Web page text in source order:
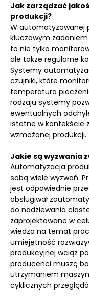
Jak zarządzać
produkcji?
W automatyzowanej
kluczowym
to nie tylko
ale także regularne
Systemy
czujniki, które
temperatura
rodzaju systemy
ewentualnych
istotne w kontekście
wzmożonej produkcji.
Jakie są wyzwania
Automatyzacja
sobą wiele wyzwań.
jest odpowiednie
obsługiwał
do nadziewania
zaprojektowane w
wiedza na temat
umiejętność
produkcyjnej wciąż
producenci muszą
utrzymaniem
cyklicznych